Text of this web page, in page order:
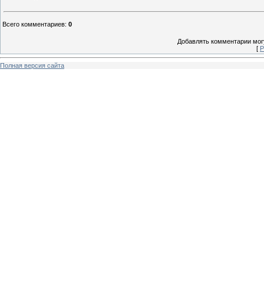
Всего комментариев: 0
Добавлять комментарии
[
Полная версия сайта